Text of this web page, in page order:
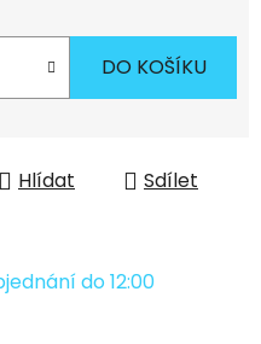
DO KOŠÍKU
Hlídat Sdílet
do 12:00